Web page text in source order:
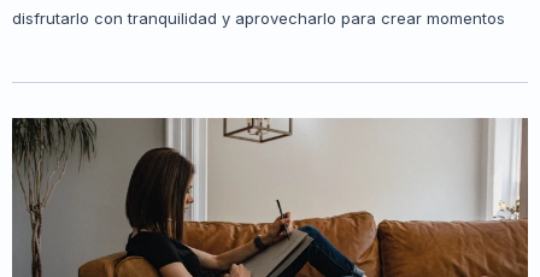
disfrutarlo con tranquilidad y aprovecharlo para crear momentos